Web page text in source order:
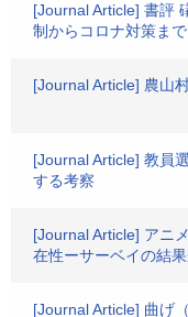
[Journal Article] 書評
制からコロナ対策まで
[Journal Article] 農山
[Journal Article] 教員
する考察
[Journal Article] アニ
在性ーサーベイの結
[Journal Article] 曲げ